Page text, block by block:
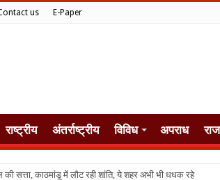
us E-Paper
राष्ट्रीय अंतर्राष्ट्रीय विविध अपराध